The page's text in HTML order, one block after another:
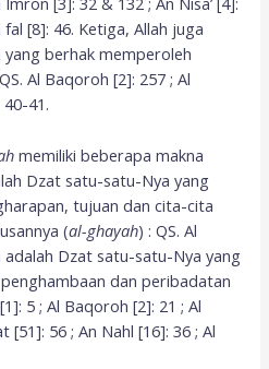
fal [8]: 46. Ketiga, Allah juga
berhak memperoleh
Al Baqoroh [2]: 257 ; Al
41.
memiliki beberapa makna
Dzat satu-satu-Nya yang
tujuan dan cita-cita
(al-ghayah) : QS. Al
adalah Dzat satu-satu-Nya yang
dan peribadatan
5 ; Al Baqoroh [2]: 21 ; Al
[51]: 56 ; An Nahl [16]: 36 ; Al